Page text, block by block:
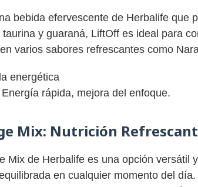
bebida efervescente de Herbalife que
y guaraná, LiftOff es ideal para
varios sabores refrescantes como
energética
Energía rápida, mejora del enfoque.
Mix: Nutrición
Mix de Herbalife es una opción versátil
en cualquier momento del